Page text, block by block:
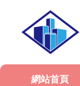
網站首頁